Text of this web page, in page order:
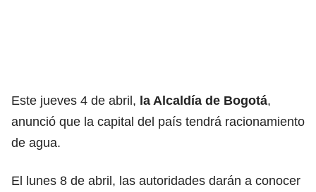
Este jueves 4 de abril, la Alcaldía de Bogotá,
anunció que la capital del país tendrá racionamiento
de agua.
El lunes 8 de abril, las autoridades darán a conocer